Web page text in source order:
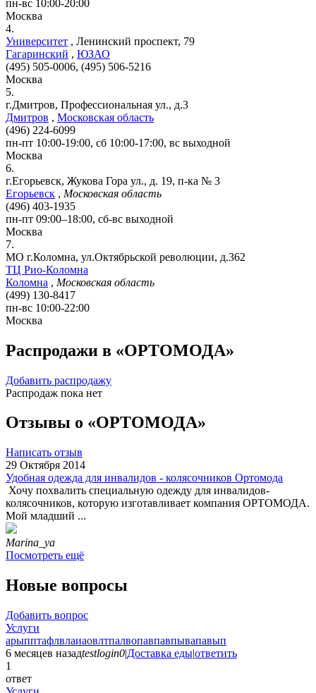
пн-вс 10:00-20:00
Москва
4.
Университет , Ленинский проспект, 79
Гагаринский , ЮЗАО
(495) 505-0006, (495) 506-5216
Москва
5.
г.Дмитров, Профессиональная ул., д.3
Дмитров , Московская область
(496) 224-6099
пн-пт 10:00-19:00, сб 10:00-17:00, вс выходной
Москва
6.
г.Егорьевск, Жукова Гора ул., д. 19, п-ка № 3
Егорьевск , Московская область
(496) 403-1935
пн-пт 09:00–18:00, сб-вс выходной
Москва
7.
МО г.Коломна, ул.Октябрьской революции, д.362
ТЦ Рио-Коломна
Коломна , Московская область
(499) 130-8417
пн-вс 10:00-22:00
Москва
Распродажи в «ОРТОМОДА»
Добавить распродажу
Распродаж пока нет
Отзывы о «ОРТОМОДА»
Написать отзыв
29 Октября 2014
Удобная одежда для инвалидов - колясочников Ортомода
Хочу похвалить специальную одежду для инвалидов-
колясочников, которую изготавливает компания ОРТОМОДА.
Мой младший ...
Marina_ya
Посмотреть ещё
Новые вопросы
Добавить вопрос
Услуги
арыпптафлвлаиаовлтпалвопавпавпывапавып
6 месяцев назадtestlogin0|Доставка еды|ответить
1
ответ